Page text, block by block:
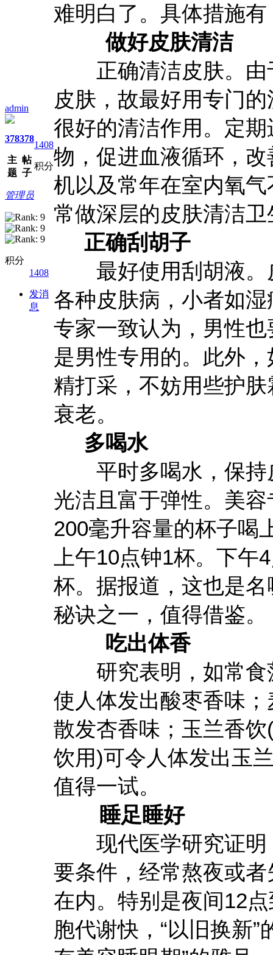
admin
378
主
题
378
帖
子
1408
积分
管理员
积分
1408
发消
息
难明白了。具体措施有
做好皮肤清洁
正确清洁皮肤。由
皮肤，故最好用专门
很好的清洁作用。定
物，促进血液循环，
机以及常年在室内氧
常做深层的皮肤清洁
正确刮胡子
最好使用刮胡液。
各种皮肤病，小者如
专家一致认为，男性
是男性专用的。此外
精打采，不妨用些护
衰老。
多喝水
平时多喝水，保持
光洁且富于弹性。美
200毫升容量的杯子喝
上午10点钟1杯。下
杯。据报道，这也是
秘诀之一，值得借鉴。
吃出体香
研究表明，如常食
使人体发出酸枣香味
散发杏香味；玉兰香
饮用)可令人体发出玉
值得一试。
睡足睡好
现代医学研究证明
要条件，经常熬夜或
在内。特别是夜间12
胞代谢快，“以旧换新